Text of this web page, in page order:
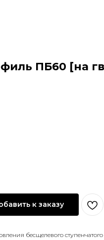
ПБ60 [на
к заказу
бесщелевого